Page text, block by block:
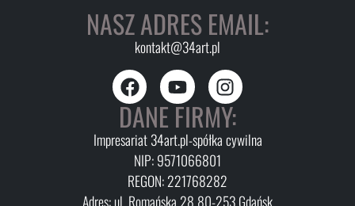
NASZ ADRES EMAIL:
kontakt@34art.pl
DANE FIRMY:
Impresariat 34art.pl-spółka cywilna
NIP: 9571066801
REGON: 221768282
Adres: ul. Romańska 28 80-253 Gdańsk